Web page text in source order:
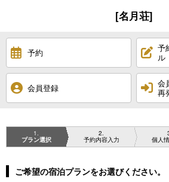
[名月荘]
予約
予
ル
会員登録
会
再
1
プラン選択
2
予約内容入力 個人
ご希望の宿泊プランをお選びください。